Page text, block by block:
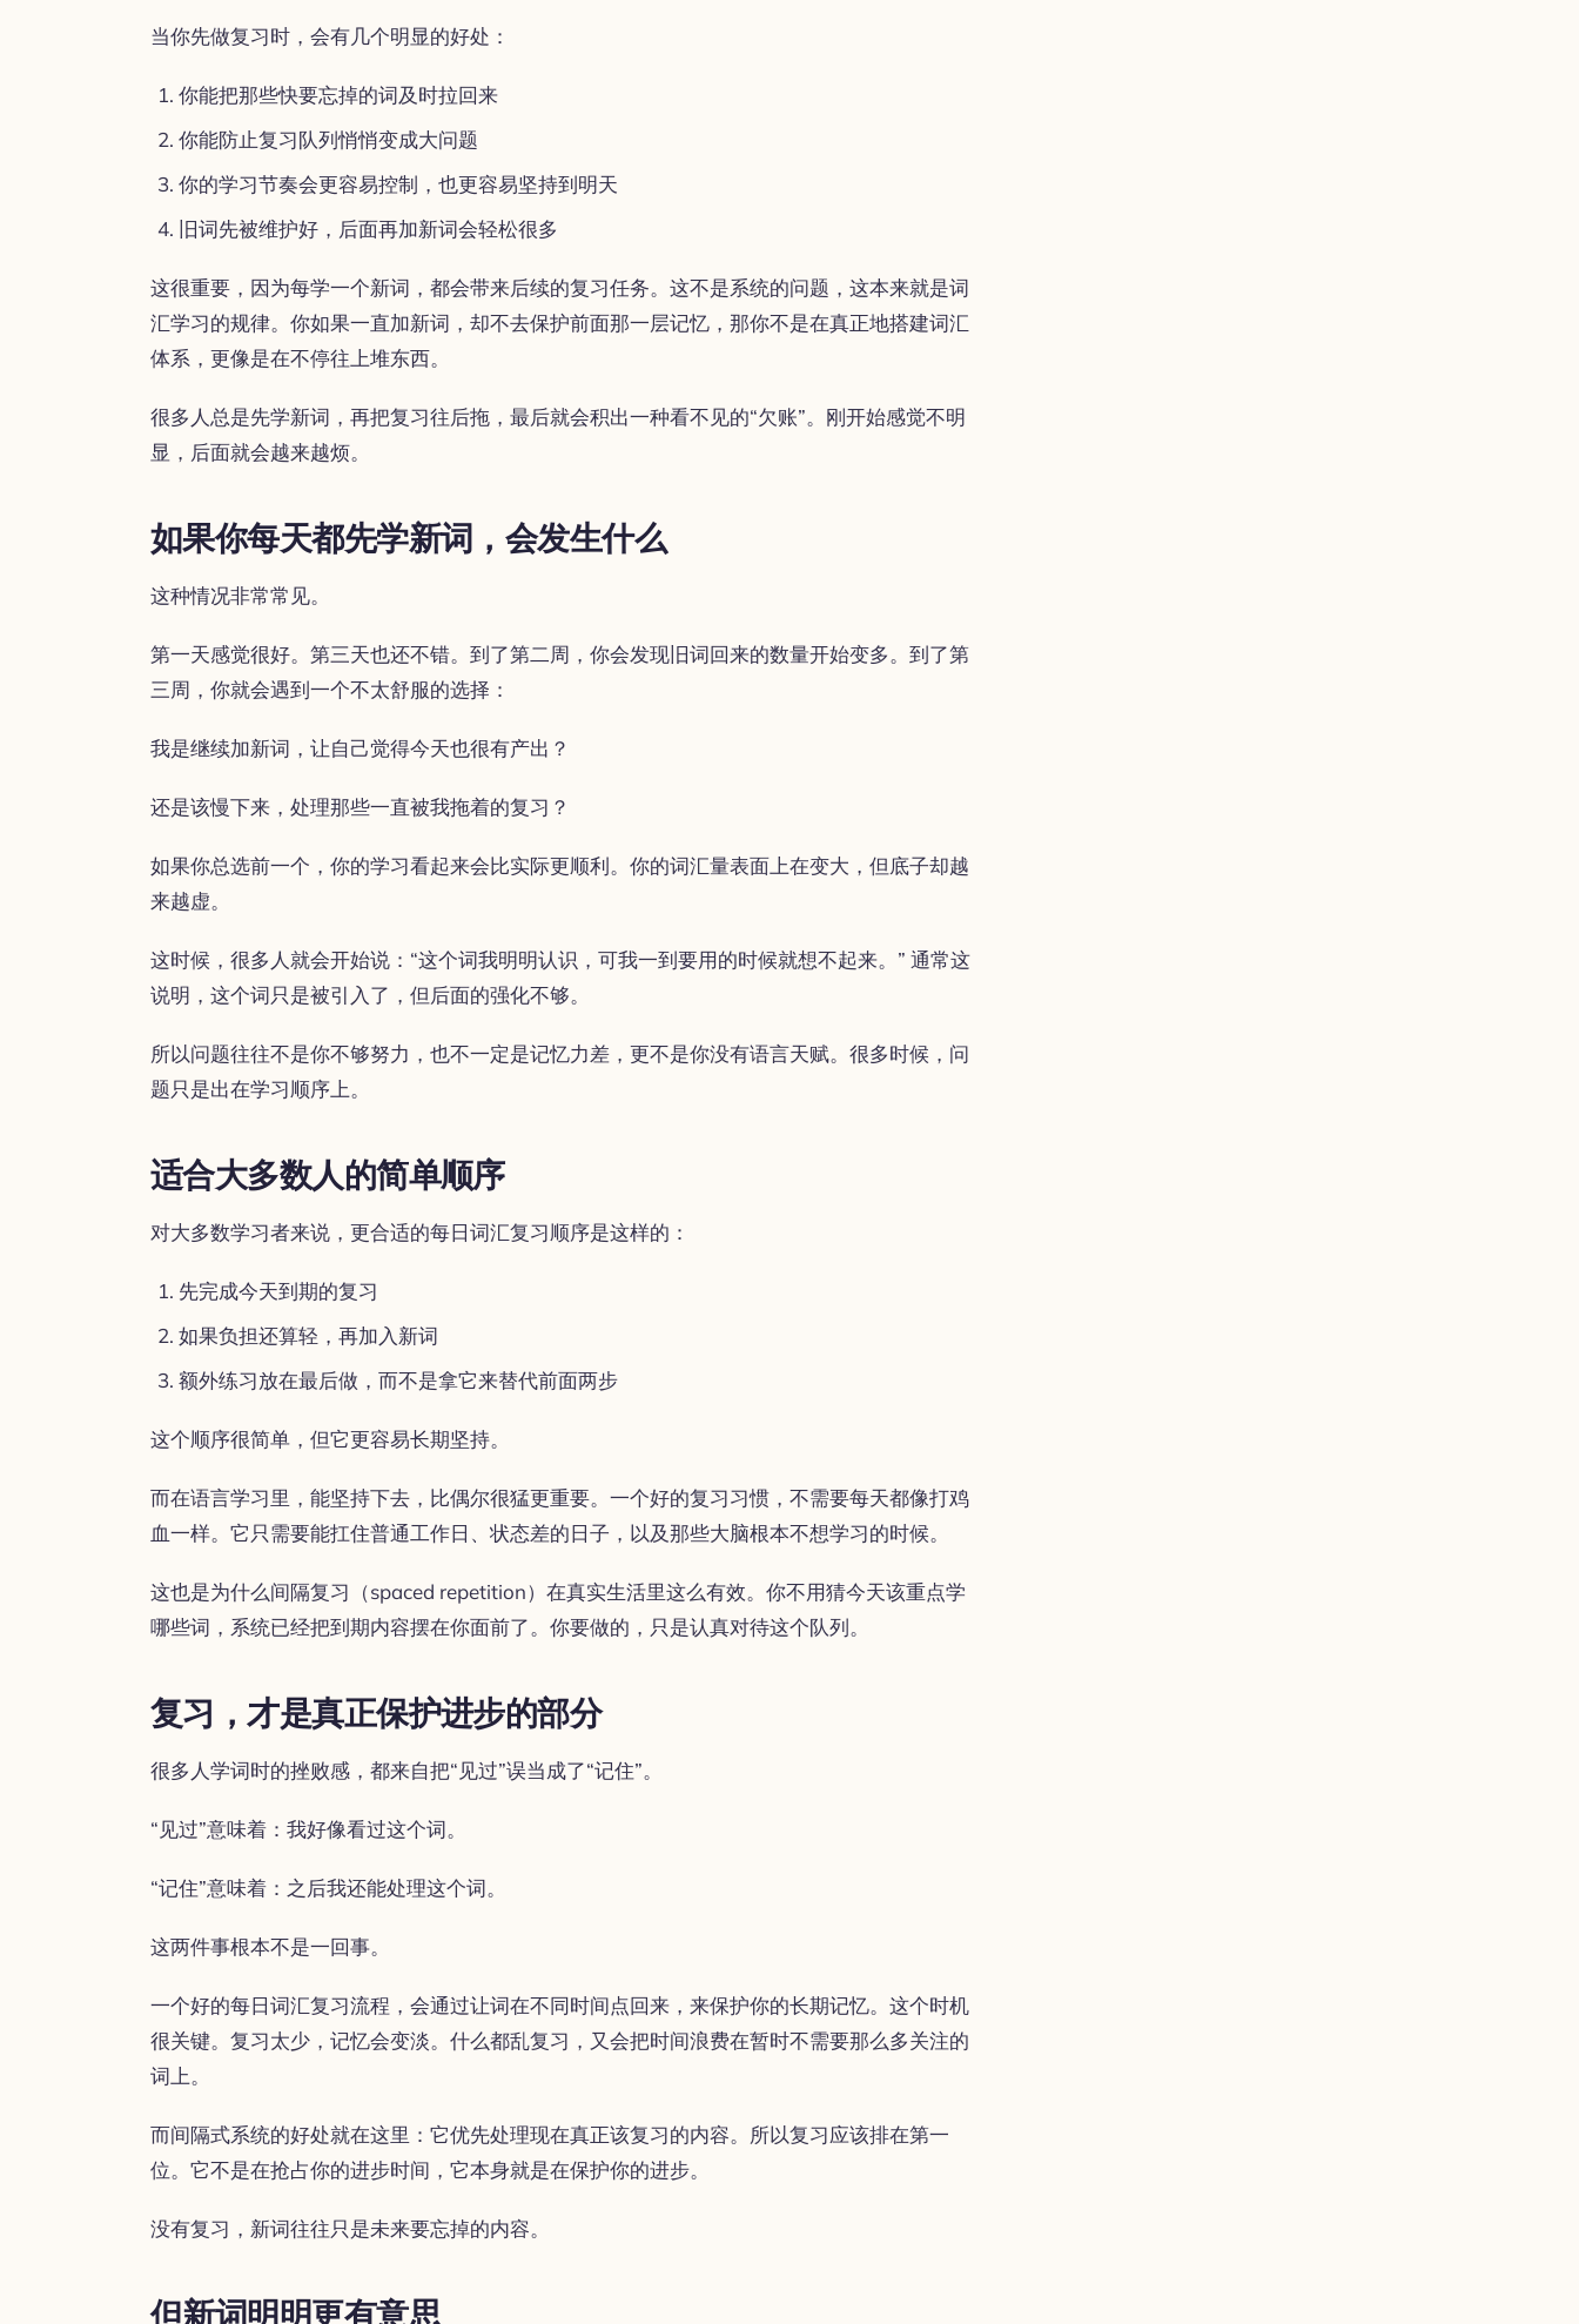
当你先做复习时，会有几个明显的好处：
你能把那些快要忘掉的词及时拉回来
你能防止复习队列悄悄变成大问题
你的学习节奏会更容易控制，也更容易坚持到明天
旧词先被维护好，后面再加新词会轻松很多
这很重要，因为每学一个新词，都会带来后续的复习任务。这不是系统的问题，这本来就是词
汇学习的规律。你如果一直加新词，却不去保护前面那一层记忆，那你不是在真正地搭建词汇
体系，更像是在不停往上堆东西。
很多人总是先学新词，再把复习往后拖，最后就会积出一种看不见的“欠账”。刚开始感觉不明
显，后面就会越来越烦。
如果你每天都先学新词，会发生什么
这种情况非常常见。
第一天感觉很好。第三天也还不错。到了第二周，你会发现旧词回来的数量开始变多。到了第
三周，你就会遇到一个不太舒服的选择：
我是继续加新词，让自己觉得今天也很有产出？
还是该慢下来，处理那些一直被我拖着的复习？
如果你总选前一个，你的学习看起来会比实际更顺利。你的词汇量表面上在变大，但底子却越
来越虚。
这时候，很多人就会开始说：“这个词我明明认识，可我一到要用的时候就想不起来。” 通常这
说明，这个词只是被引入了，但后面的强化不够。
所以问题往往不是你不够努力，也不一定是记忆力差，更不是你没有语言天赋。很多时候，问
题只是出在学习顺序上。
适合大多数人的简单顺序
对大多数学习者来说，更合适的每日词汇复习顺序是这样的：
先完成今天到期的复习
如果负担还算轻，再加入新词
额外练习放在最后做，而不是拿它来替代前面两步
这个顺序很简单，但它更容易长期坚持。
而在语言学习里，能坚持下去，比偶尔很猛更重要。一个好的复习习惯，不需要每天都像打鸡
血一样。它只需要能扛住普通工作日、状态差的日子，以及那些大脑根本不想学习的时候。
这也是为什么间隔复习（spaced repetition）在真实生活里这么有效。你不用猜今天该重点学
哪些词，系统已经把到期内容摆在你面前了。你要做的，只是认真对待这个队列。
复习，才是真正保护进步的部分
很多人学词时的挫败感，都来自把“见过”误当成了“记住”。
“见过”意味着：我好像看过这个词。
“记住”意味着：之后我还能处理这个词。
这两件事根本不是一回事。
一个好的每日词汇复习流程，会通过让词在不同时间点回来，来保护你的长期记忆。这个时机
很关键。复习太少，记忆会变淡。什么都乱复习，又会把时间浪费在暂时不需要那么多关注的
词上。
而间隔式系统的好处就在这里：它优先处理现在真正该复习的内容。所以复习应该排在第一
位。它不是在抢占你的进步时间，它本身就是在保护你的进步。
没有复习，新词往往只是未来要忘掉的内容。
但新词明明更有意思